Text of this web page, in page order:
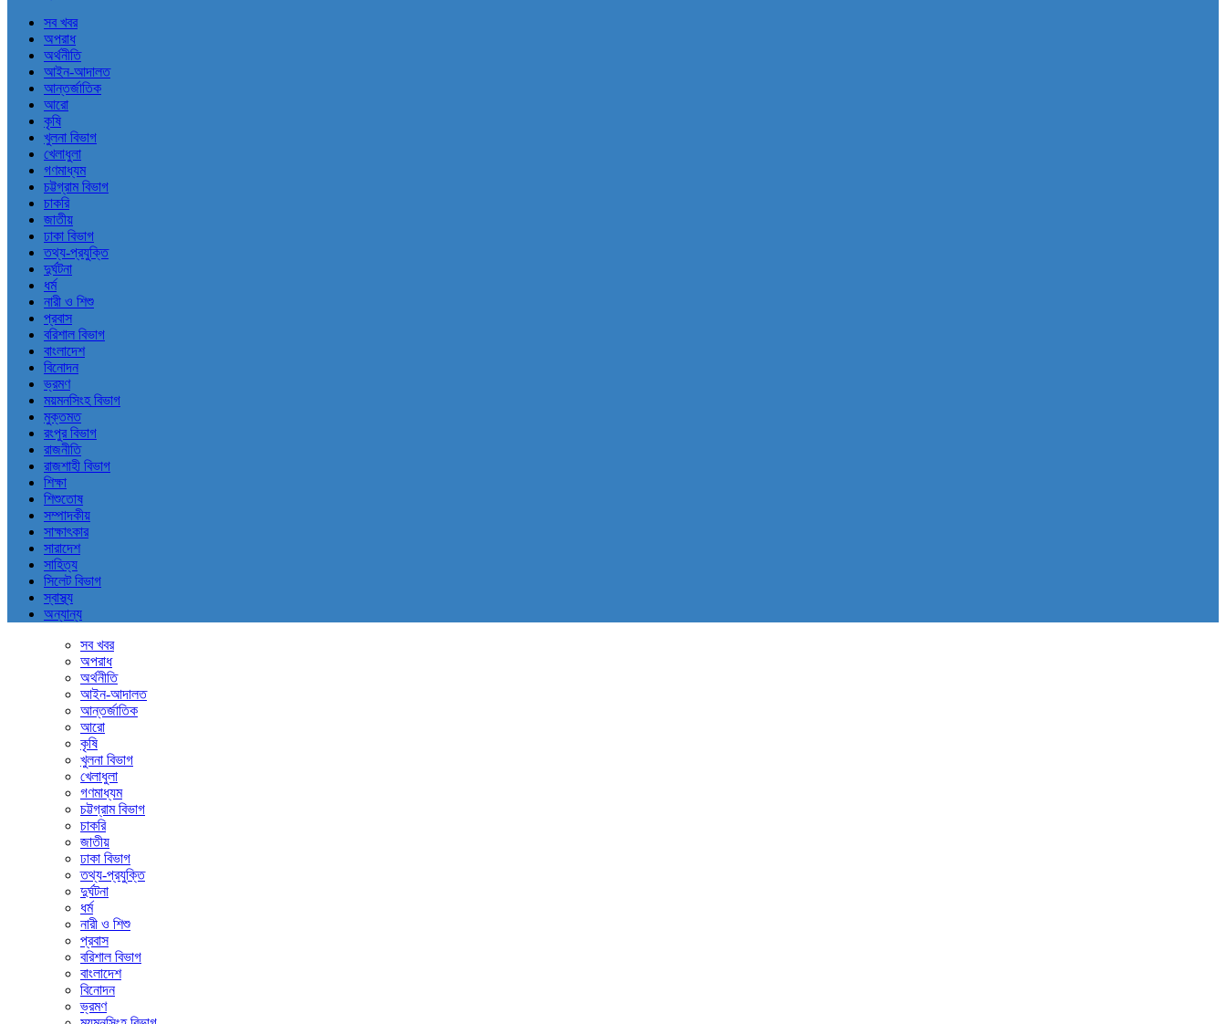
সব খবর
অপরাধ
অর্থনীতি
আইন-আদালত
আন্তর্জাতিক
আরো
কৃষি
খুলনা বিভাগ
খেলাধুলা
গণমাধ্যম
চট্টগ্রাম বিভাগ
চাকরি
জাতীয়
ঢাকা বিভাগ
তথ্য-প্রযুক্তি
দুর্ঘটনা
ধর্ম
নারী ও শিশু
প্রবাস
বরিশাল বিভাগ
বাংলাদেশ
বিনোদন
ভ্রমণ
ময়মনসিংহ বিভাগ
মুক্তমত
রংপুর বিভাগ
রাজনীতি
রাজশাহী বিভাগ
শিক্ষা
শিশুতোষ
সম্পাদকীয়
সাক্ষাৎকার
সারাদেশ
সাহিত্য
সিলেট বিভাগ
স্বাস্থ্য
অন্যান্য
সব খবর
অপরাধ
অর্থনীতি
আইন-আদালত
আন্তর্জাতিক
আরো
কৃষি
খুলনা বিভাগ
খেলাধুলা
গণমাধ্যম
চট্টগ্রাম বিভাগ
চাকরি
জাতীয়
ঢাকা বিভাগ
তথ্য-প্রযুক্তি
দুর্ঘটনা
ধর্ম
নারী ও শিশু
প্রবাস
বরিশাল বিভাগ
বাংলাদেশ
বিনোদন
ভ্রমণ